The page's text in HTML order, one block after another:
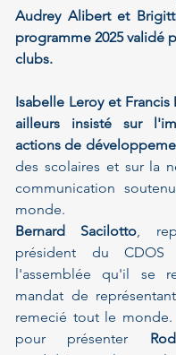
Audrey Alibert et
programme 2025 validé
clubs.
Isabelle Leroy et
ailleurs insisté sur
actions de
des scolaires et sur la
communication
monde.
Bernard Sacilotto,
président du
l'assemblée qu'il se
mandat de
remecié tout le
pour présenter